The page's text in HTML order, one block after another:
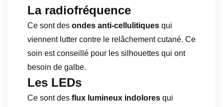
La radiofréquence
Ce sont des ondes anti-cellulitiques qui
viennent lutter contre le relâchement cutané. Ce
soin est conseillé pour les silhouettes qui ont
besoin de galbe.
Les LEDs
Ce sont des flux lumineux indolores qui